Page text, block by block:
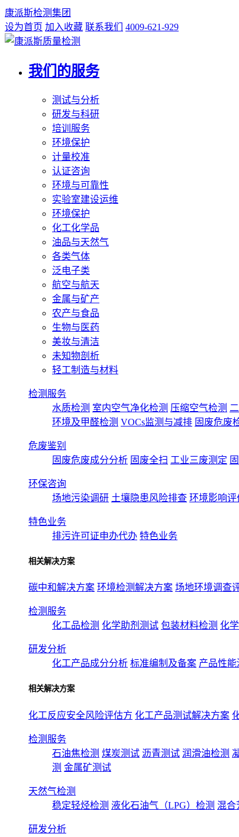
康派斯检测集团
设为首页 加入收藏 联系我们 4009-621-929
我们的服务
测试与分析
研发与科研
培训服务
环境保护
计量校准
认证咨询
环境与可靠性
实验室建设运维
环境保护
化工化学品
油品与天然气
各类气体
泛电子类
航空与航天
金属与矿产
农产与食品
生物与医药
美妆与清洁
未知物剖析
轻工制造与材料
检测服务
水质检测 室内空气净化检测 压缩空气检测
环境及甲醛检测 VOCs监测与减排 固废危废
危废鉴别
固废危废成分分析 固废全扫 工业三废测定
环保咨询
场地污染调研 土壤隐患风险排查 环境影响评
特色业务
排污许可证申办代办 特色业务
相关解决方案
碳中和解决方案 环境检测解决方案 场地环境调查
检测服务
化工品检测 化学助剂测试 包装材料检测 化
研发分析
化工产品成分分析 标准编制及备案 产品性能
相关解决方案
化工反应安全风险评估方 化工产品测试解决方案
检测服务
石油焦检测 煤炭测试 沥青测试 润滑油检测
测 金属矿测试
天然气检测
稳定轻烃检测 液化石油气（LPG）检测 混合
研发分析